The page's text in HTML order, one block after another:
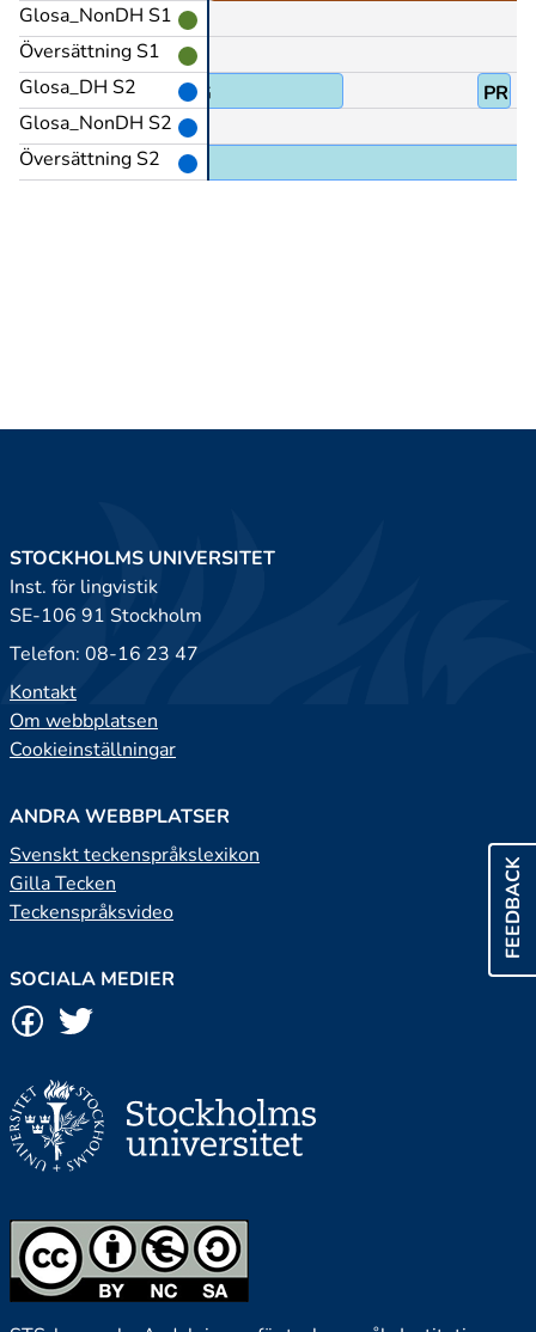
Glosa_NonDH S1
Översättning S1
Glosa_DH S2
Glosa_NonDH S2
Översättning S2
VIKTIG PRO1
FEEDBACK
STOCKHOLMS UNIVERSITET
Inst. för lingvistik
SE-106 91 Stockholm
Telefon: 08-16 23 47
Kontakt
Om webbplatsen
Cookieinställningar
ANDRA WEBBPLATSER
Svenskt teckenspråkslexikon
Gilla Tecken
Teckenspråksvideo
SOCIALA MEDIER